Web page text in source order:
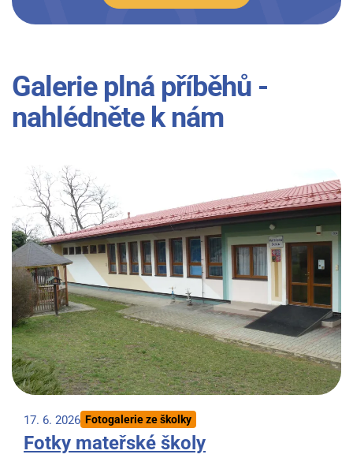
Galerie plná příběhů -
nahlédněte k nám
17. 6. 2026 Fotogalerie ze školky
Fotky mateřské školy